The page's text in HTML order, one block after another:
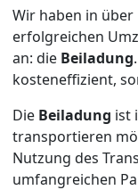
Wir haben in über
erfolgreichen
an: die Beiladung
kosteneffizient,
Die Beiladung ist
transportieren
Nutzung des
umfangreichen